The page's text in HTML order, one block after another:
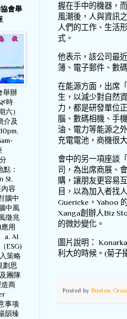
握在手中的機器，
風潮後，人與資訊
人們的工作、生活
式。
他表示，該公司最
簿、電子郵件、數
在能源方面，出席
生，以減少對自然
力，都是研發單位
腦、數碼相機、手
油、電力等能源之
充電電池，商機很大
會中的另一項座談
司，為出席商展、
購，讓朋友更容易
目，以為加入者找
Guericke ，Yahoo
Xanga創辦人Biz
的微妙變化。
圖片說明： Konarka
利大的時候。 (菊子
Posted by Boston
會舉
舉辦
時
六）
介及
點：
St.
容
腦中
中風
徵兆
用
a. AI
ESG)
策略
劃思
團隊
商
事项
韻臻